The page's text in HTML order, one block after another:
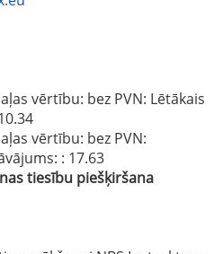
vērtību: bez PVN: Lētākais
vērtību: bez PVN:
: 17.63
tiesību piešķiršana